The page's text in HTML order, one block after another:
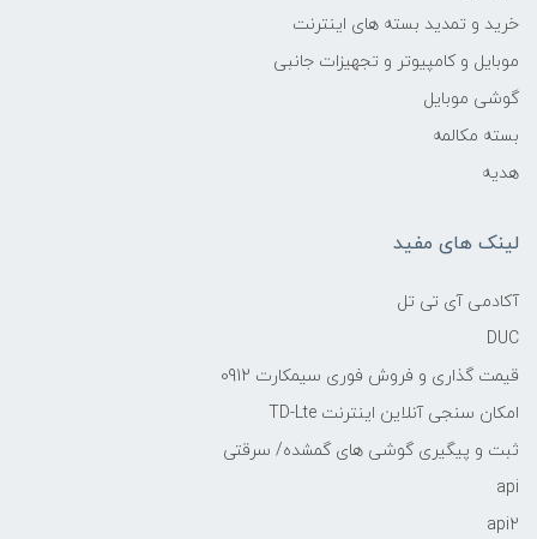
خرید و تمدید بسته های اینترنت
موبایل و کامپیوتر و تجهیزات جانبی
گوشی موبایل
بسته مکالمه
هدیه
لینک های مفید
آکادمی آی تی تل
DUC
قیمت گذاری و فروش فوری سیمکارت 0912
امکان سنجی آنلاین اینترنت TD-Lte
ثبت و پیگیری گوشی های گمشده/ سرقتی
api
api2